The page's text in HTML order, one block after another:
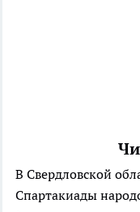
В Свердловской
Спартакиады